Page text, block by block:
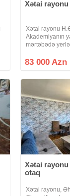
Xətai rayonu
Xətai rayonu
Akademiyanın
mərtəbədə
dən 2-yə
83 000 Azn
Xətai
otaq
Xətai rayonu,